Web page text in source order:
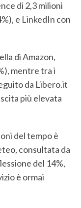
di 2,3 milioni
e LinkedIn con
di Amazon,
mentre tra i
da Libero.it
più elevata
del tempo è
consultata da
del 14%,
è ormai